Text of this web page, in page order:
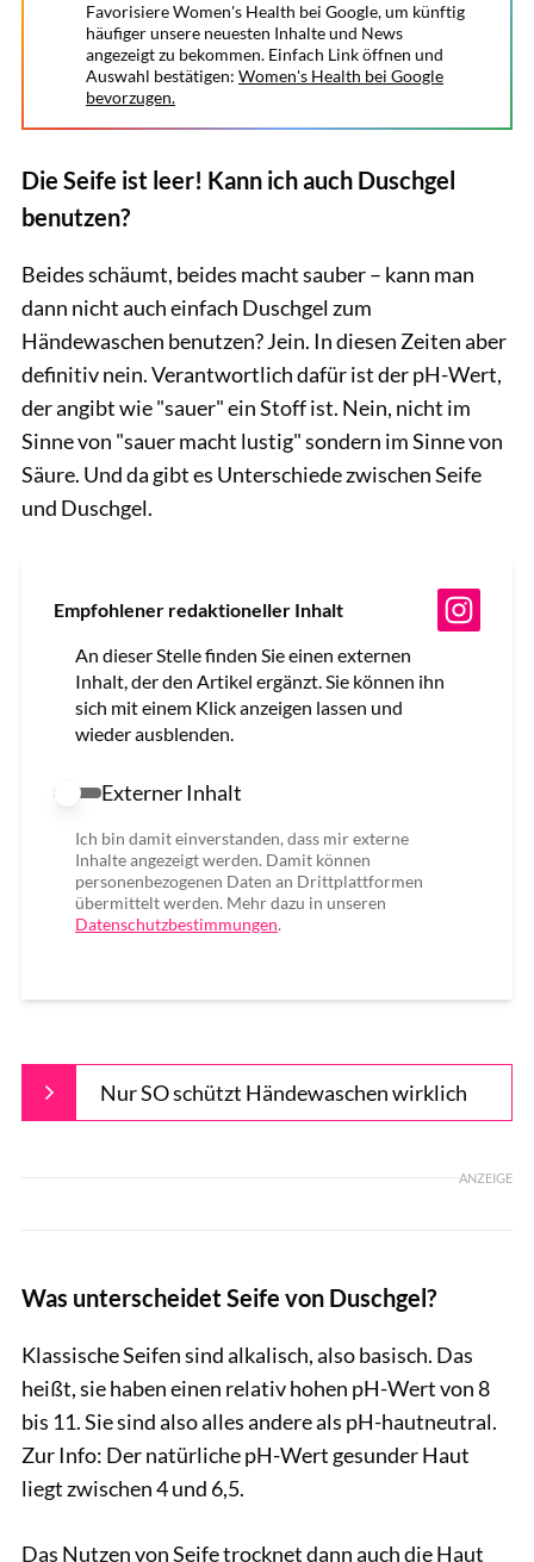
Favorisiere Women's Health bei Google, um künftig
häufiger unsere neuesten Inhalte und News
angezeigt zu bekommen. Einfach Link öffnen und
Auswahl bestätigen: Women's Health bei Google
bevorzugen.
Die Seife ist leer! Kann ich auch Duschgel
benutzen?
Beides schäumt, beides macht sauber – kann man
dann nicht auch einfach Duschgel zum
Händewaschen benutzen? Jein. In diesen Zeiten aber
definitiv nein. Verantwortlich dafür ist der pH-Wert,
der angibt wie "sauer" ein Stoff ist. Nein, nicht im
Sinne von "sauer macht lustig" sondern im Sinne von
Säure. Und da gibt es Unterschiede zwischen Seife
und Duschgel.
Empfohlener redaktioneller Inhalt
An dieser Stelle finden Sie einen externen
Inhalt, der den Artikel ergänzt. Sie können ihn
sich mit einem Klick anzeigen lassen und
wieder ausblenden.
Externer Inhalt erlauben
Externer Inhalt
Ich bin damit einverstanden, dass mir externe
Inhalte angezeigt werden. Damit können
personenbezogenen Daten an Drittplattformen
übermittelt werden. Mehr dazu in unseren
Datenschutzbestimmungen.
Nur SO schützt Händewaschen wirklich
ANZEIGE
Was unterscheidet Seife von Duschgel?
Klassische Seifen sind alkalisch, also basisch. Das
heißt, sie haben einen relativ hohen pH-Wert von 8
bis 11. Sie sind also alles andere als pH-hautneutral.
Zur Info: Der natürliche pH-Wert gesunder Haut
liegt zwischen 4 und 6,5.
Das Nutzen von Seife trocknet dann auch die Haut